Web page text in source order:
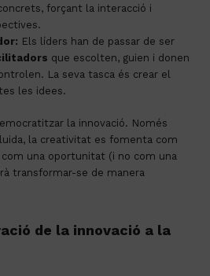
forçant la interacció i
Els líders han de passar de ser
que escolten, guien i donen
La seva tasca és crear el
les idees.
la innovació. Només
la creativitat es fomenta com
una oportunitat (i no com una
transformar-se de manera
de la innovació a la